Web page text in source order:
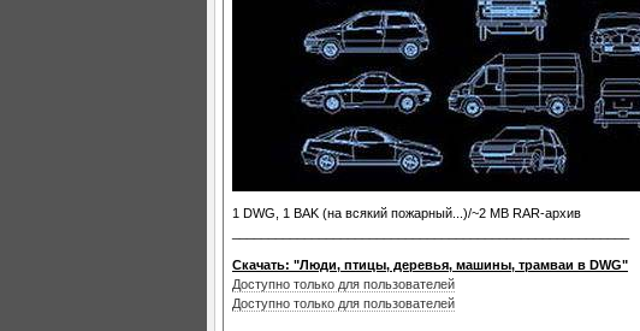
1 DWG, 1 BAK (на всякий пожарный...)/~2 MB RAR-архив
Скачать: "Люди, птицы, деревья, машины, трамваи в DWG"
Доступно только для пользователей
Доступно только для пользователей